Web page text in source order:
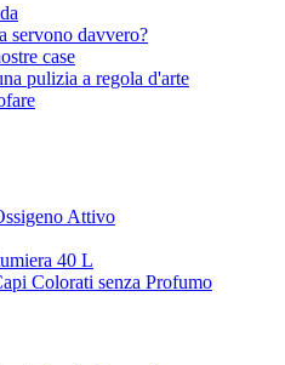
servono davvero?
case
pulizia a regola d'arte
Attivo
40 L
Colorati senza Profumo